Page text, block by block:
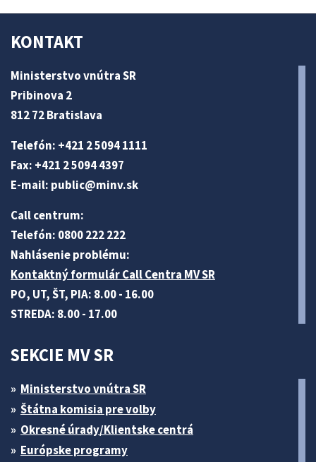
KONTAKT
Ministerstvo vnútra SR
Pribinova 2
812 72 Bratislava
Telefón: +421 2 5094 1111
Fax: +421 2 5094 4397
E-mail: public@minv.sk
Call centrum:
Telefón: 0800 222 222
Nahlásenie problému:
Kontaktný formulár Call Centra MV SR
PO, UT, ŠT, PIA: 8.00 - 16.00
STREDA: 8.00 - 17.00
SEKCIE MV SR
Ministerstvo vnútra SR
Štátna komisia pre volby
Okresné úrady/Klientske centrá
Európske programy